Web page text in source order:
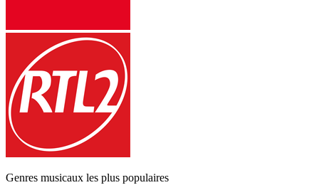
Genres musicaux les plus populaires